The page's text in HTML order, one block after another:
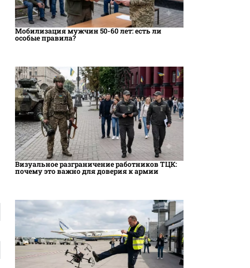
Мобилизация мужчин 50-60 лет: есть ли
особые правила?
Визуальное разграничение работников ТЦК:
почему это важно для доверия к армии